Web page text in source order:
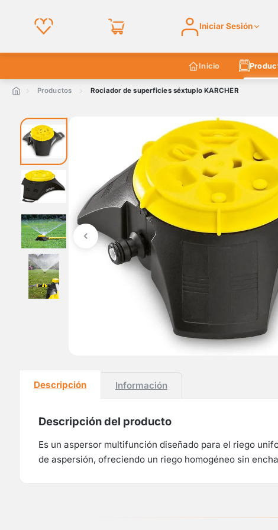
Iniciar Sesión
Inicio
Productos Rociador de superficies séxtuplo KARCHER
Descripción Información
Descripción del producto
Es un aspersor multifunción diseñado para el riego
de aspersión, ofreciendo un riego homogéneo sin